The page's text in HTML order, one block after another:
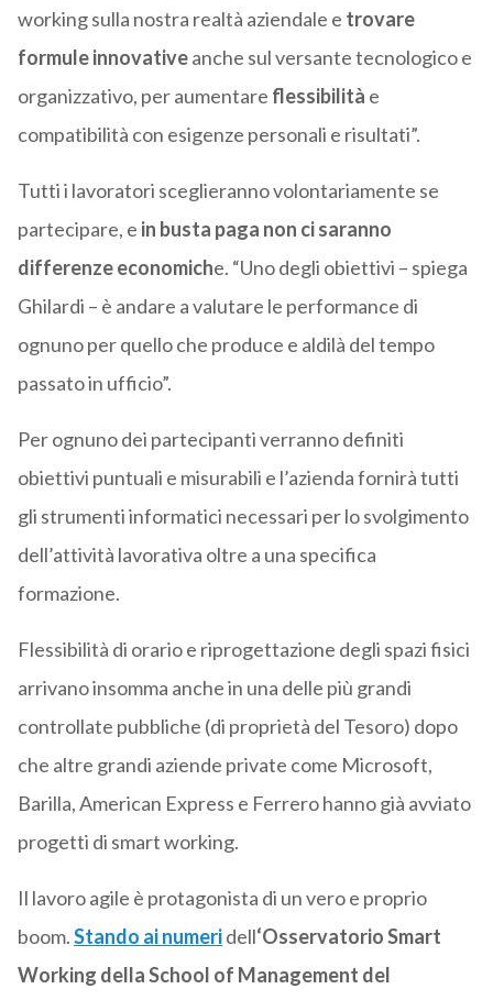
working sulla nostra realtà aziendale e trovare
formule innovativeanche sul versante tecnologico e
organizzativo, per aumentare flessibilità e
compatibilità con esigenze personali e risultati”.
Tutti i lavoratori sceglieranno volontariamente se
partecipare, e in busta paga non ci saranno
differenze economiche. “Uno degli obiettivi – spiega
Ghilardi – è andare a valutare le performance di
ognuno per quello che produce e aldilà del tempo
passato in ufficio”.
Per ognuno dei partecipanti verranno definiti
obiettivi puntuali e misurabili e l’azienda fornirà tutti
gli strumenti informatici necessari per lo svolgimento
dell’attività lavorativa oltre a una specifica
formazione.
Flessibilità di orario e riprogettazione degli spazi fisici
arrivano insomma anche in una delle più grandi
controllate pubbliche (di proprietà del Tesoro) dopo
che altre grandi aziende private come Microsoft,
Barilla, American Express e Ferrero hanno già avviato
progetti di smart working.
Il lavoro agile è protagonista di un vero e proprio
boom.Stando ai numeridell‘Osservatorio Smart
Working della School of Management del